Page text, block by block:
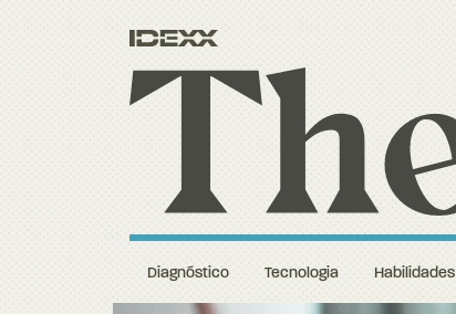
Diagnóstico Tecnologia Habilidades